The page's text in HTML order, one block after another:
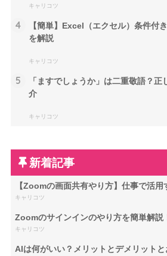
キャリコツ
4
【簡単】Excel（エクセル）条件付
を解説
キャリコツ
5
「ますでしょうか」は二重敬語？
介
キャリコツ
新着記事
【Zoomの画面共有やり方】仕事で活用
キャリコツ
Zoomのサインインのやり方を簡単解説
キャリコツ
AIは何がいい？メリットとデメリット